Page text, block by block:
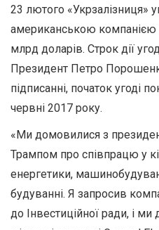
23 лютого «Укрзалізниця»
американською компанією
млрд доларів. Строк дії
Президент Петро
підписанні, початок угоді
червні 2017 року.
«Ми домовилися з
Трампом про співпрацю у
енергетики,
будуванні. Я запросив
до Інвестиційної ради, і